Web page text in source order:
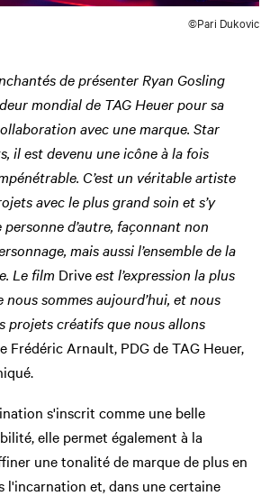
©Pari Dukovic
de présenter Ryan Gosling
mondial de TAG Heuer pour sa
avec une marque. Star
il est devenu une icône à la fois
C’est un véritable artiste
avec le plus grand soin et s’y
d’autre, façonnant non
mais aussi l’ensemble de la
Le film Driveest l’expression la plus
nous sommes aujourd’hui, et nous
projets créatifs que nous allons
Frédéric Arnault, PDG de TAG Heuer,
s'inscrit comme une belle
elle permet également à la
une tonalité de marque de plus en
l'incarnation et, dans une certaine